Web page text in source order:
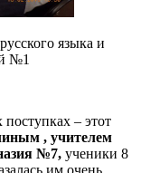
языка и
№1
поступках – этот
, учителем
№7, ученики 8
им очень